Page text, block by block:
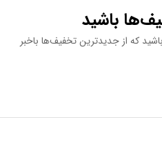
باشید
که از جدیدترین تخفیف‌ها باخبر